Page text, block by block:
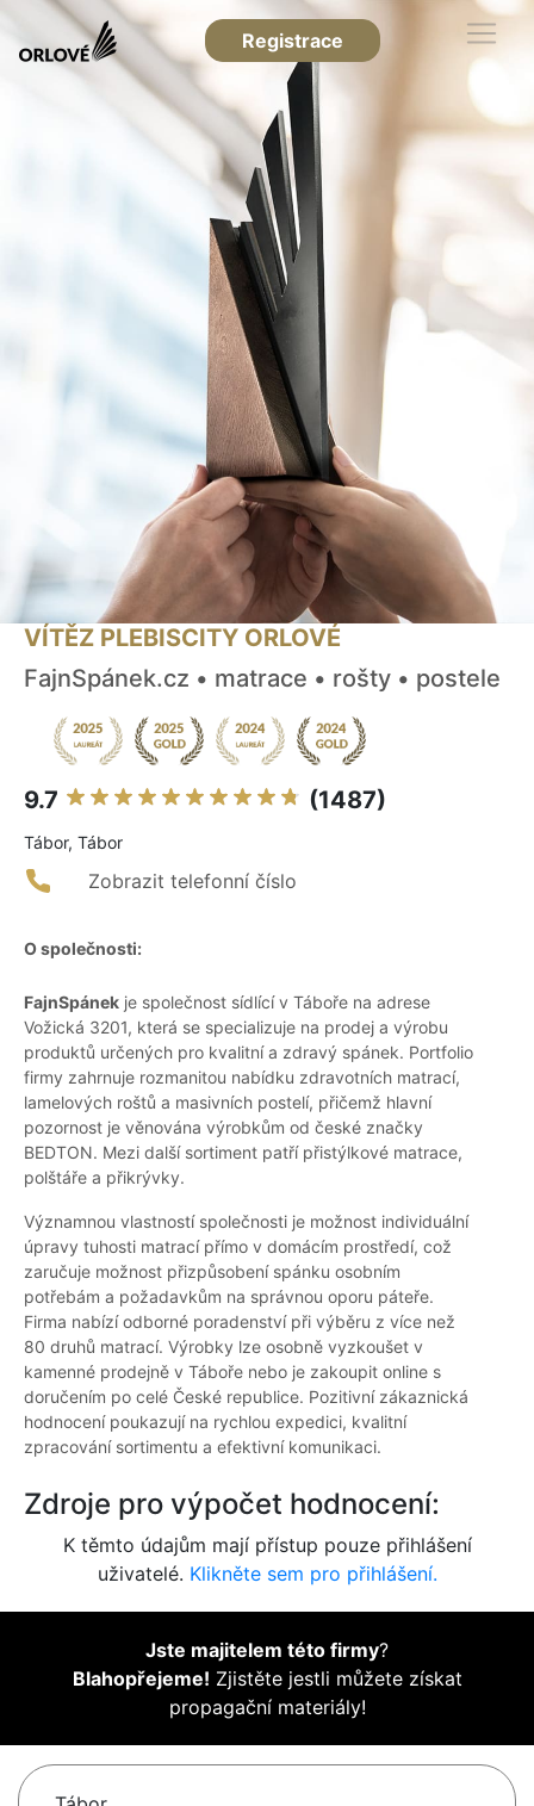
Registrace
VÍTĚZ PLEBISCITY ORLOVÉ
FajnSpánek.cz • matrace • rošty • postele
9.7 (1487)
Tábor, Tábor
Zobrazit telefonní číslo
O společnosti:
FajnSpánek je společnost sídlící v Táboře na adrese
Vožická 3201, která se specializuje na prodej a výrobu
produktů určených pro kvalitní a zdravý spánek. Portfolio
firmy zahrnuje rozmanitou nabídku zdravotních matrací,
lamelových roštů a masivních postelí, přičemž hlavní
pozornost je věnována výrobkům od české značky
BEDTON. Mezi další sortiment patří přistýlkové matrace,
polštáře a přikrývky.
Významnou vlastností společnosti je možnost individuální
úpravy tuhosti matrací přímo v domácím prostředí, což
zaručuje možnost přizpůsobení spánku osobním
potřebám a požadavkům na správnou oporu páteře.
Firma nabízí odborné poradenství při výběru z více než
80 druhů matrací. Výrobky lze osobně vyzkoušet v
kamenné prodejně v Táboře nebo je zakoupit online s
doručením po celé České republice. Pozitivní zákaznická
hodnocení poukazují na rychlou expedici, kvalitní
zpracování sortimentu a efektivní komunikaci.
Zdroje pro výpočet hodnocení:
K těmto údajům mají přístup pouze přihlášení
uživatelé. Klikněte sem pro přihlášení.
Jste majitelem této firmy?
Blahopřejeme! Zjistěte jestli můžete získat
propagační materiály!